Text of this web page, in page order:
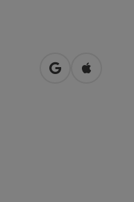
in Googlein Apple